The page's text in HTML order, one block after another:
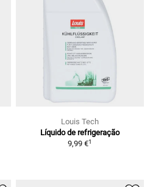
Louis Tech
Líquido de refrigeração
9,99 €1